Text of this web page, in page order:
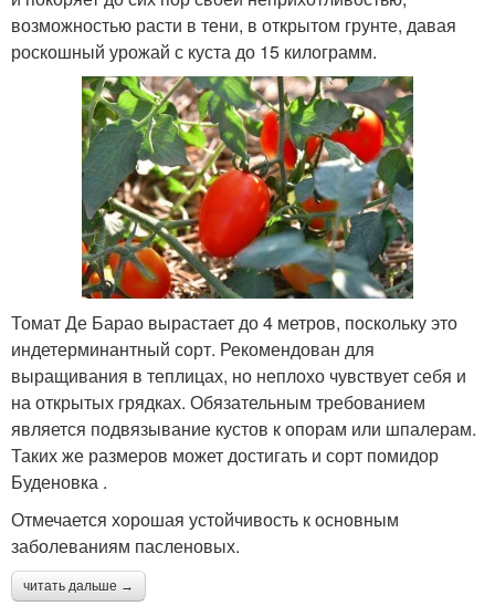
возможностью расти в тени, в открытом грунте, давая
роскошный урожай с куста до 15 килограмм.
Томат Де Барао вырастает до 4 метров, поскольку это
индетерминантный сорт. Рекомендован для
выращивания в теплицах, но неплохо чувствует себя и
на открытых грядках. Обязательным требованием
является подвязывание кустов к опорам или шпалерам.
Таких же размеров может достигать и сорт помидор
Буденовка .
Отмечается хорошая устойчивость к основным
заболеваниям пасленовых.
читать дальше →